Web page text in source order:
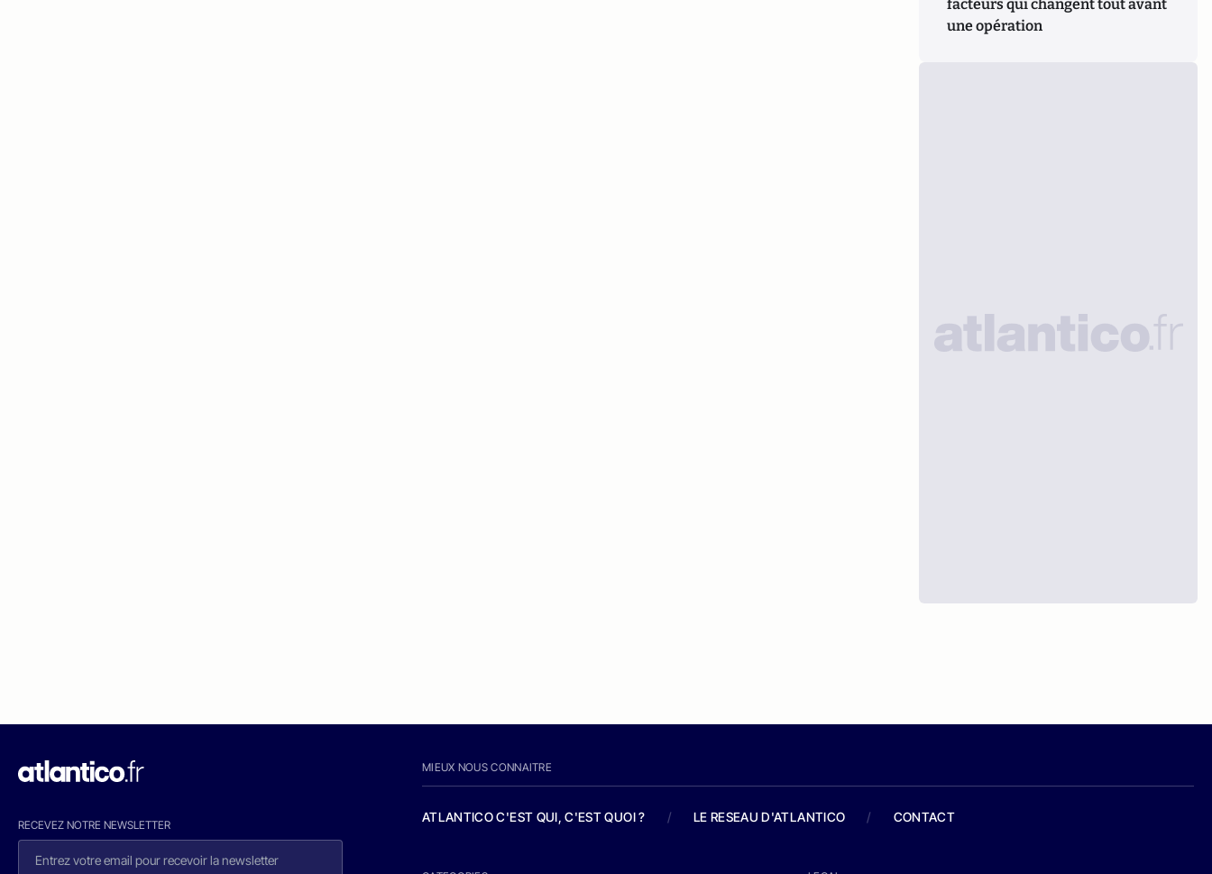
facteurs qui changent tout avant
une opération
RECEVEZ NOTRE NEWSLETTER
MIEUX NOUS CONNAITRE
ATLANTICO C'EST QUI, C'EST QUOI ? / LE RESEAU D'ATLANTICO / CONTACT